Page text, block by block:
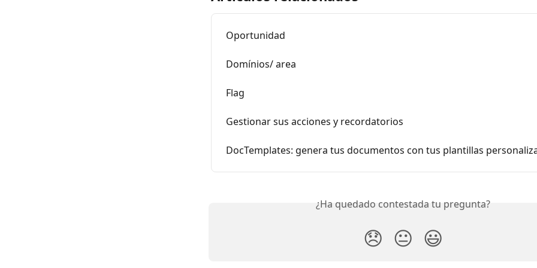
Oportunidad
Domínios/ area
Flag
Gestionar sus acciones y recordatorios
DocTemplates: genera tus documentos con tus plantillas
¿Ha quedado contestada tu pregunta?
😞 😐 😃